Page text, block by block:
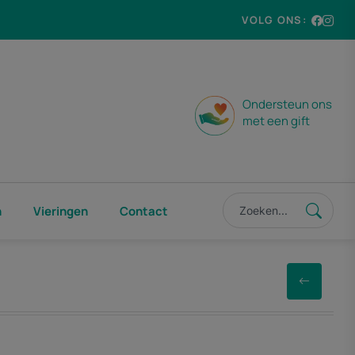
VOLG ONS:
Ondersteun ons
met een gift
Vieringen Contact